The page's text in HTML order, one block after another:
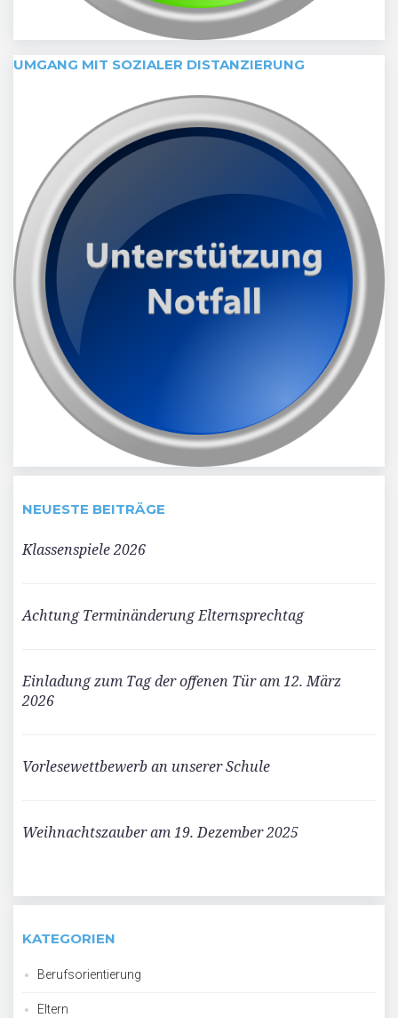
UMGANG MIT SOZIALER DISTANZIERUNG
NEUESTE BEITRÄGE
Klassenspiele 2026
Achtung Terminänderung Elternsprechtag
Einladung zum Tag der offenen Tür am 12. März
2026
Vorlesewettbewerb an unserer Schule
Weihnachtszauber am 19. Dezember 2025
KATEGORIEN
Berufsorientierung
Eltern